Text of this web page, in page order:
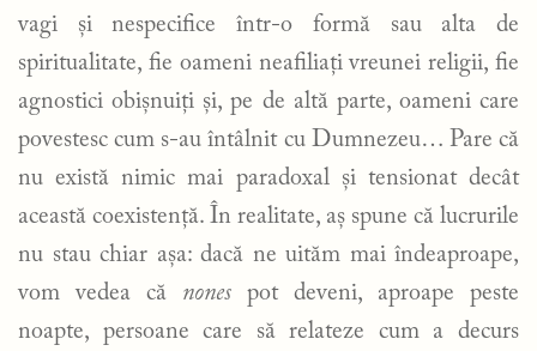
vagi și nespecifice într-o formă sau alta de
spiritualitate, fie oameni neafiliați vreunei religii, fie
agnostici obișnuiți și, pe de altă parte, oameni care
povestesc cum s-au întâlnit cu Dumnezeu… Pare că
nu există nimic mai paradoxal și tensionat decât
această coexistență. În realitate, aș spune că lucrurile
nu stau chiar așa: dacă ne uităm mai îndeaproape,
vom vedea că nones pot deveni, aproape peste
noapte, persoane care să relateze cum a decurs